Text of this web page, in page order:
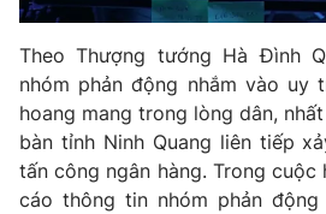
VTV9 VTV8
Liên hệ tòa soạn
Theo Thượng tướng Hà Đình
nhóm phản động nhắm vào uy
hoang mang trong lòng dân,
bàn tỉnh Ninh Quang liên tiếp
tấn công ngân hàng. Trong
cáo thông tin nhóm phản